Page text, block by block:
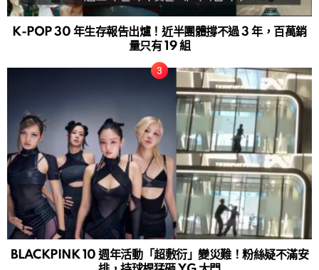
K-POP 30 年生存報告出爐！近半團體撐不過 3 年，百萬銷
量只有 19 組
BLACKPINK 10 週年活動「超敷衍」變災難！粉絲疑不滿安